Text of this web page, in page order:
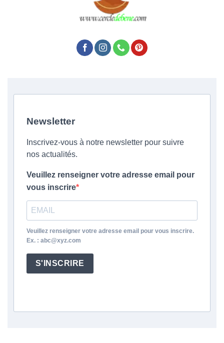
Newsletter
Inscrivez-vous à notre newsletter pour suivre
nos actualités.
Veuillez renseigner votre adresse email pour
vous inscrire
Veuillez renseigner votre adresse email pour vous inscrire.
Ex. : abc@xyz.com
S'INSCRIRE